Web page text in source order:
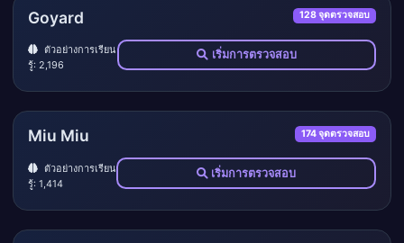
Goyard 128 จุดตรวจสอบ
ตัวอย่างการเรียน
รู้: 2,196
เริ่มการตรวจสอบ
Miu Miu 174 จุดตรวจสอบ
ตัวอย่างการเรียน
รู้: 1,414
เริ่มการตรวจสอบ